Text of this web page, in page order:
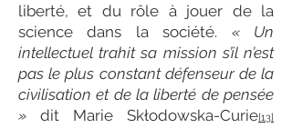
liberté, et du rôle à jouer de la
science dans la société. « Un
intellectuel trahit sa mission s’il n’est
pas le plus constant défenseur de la
civilisation et de la liberté de pensée
» dit Marie Skłodowska-Curie[13]